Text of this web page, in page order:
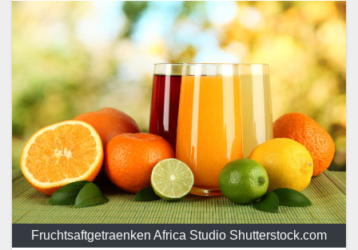
Fruchtsaftgetraenken Africa Studio Shutterstock.com